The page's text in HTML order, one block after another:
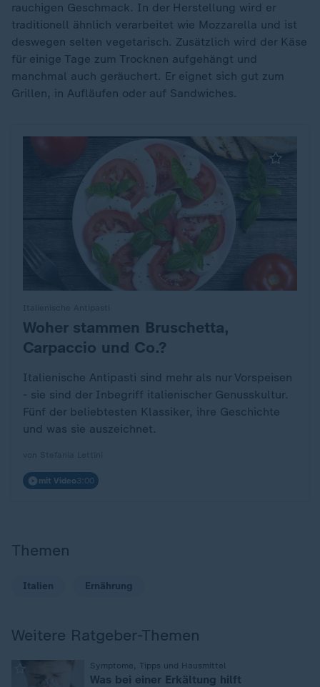
rauchigen Geschmack. In der Herstellung wird er
traditionell ähnlich verarbeitet wie Mozzarella und ist
deswegen selten vegetarisch. Zusätzlich wird der Käse
für einige Tage zum Trocknen aufgehängt und
manchmal auch geräuchert. Er eignet sich gut zum
Grillen, in Aufläufen oder auf Sandwiches.
:
Woher stammen Bruschetta,
Carpaccio und Co.?
Italienische Antipasti sind mehr als nur Vorspeisen
- sie sind der Inbegriff italienischer Genusskultur.
Fünf der beliebtesten Klassiker, ihre Geschichte
und was sie auszeichnet.
mit Video3:00
Themen
Italien Ernährung
Weitere Ratgeber-Themen
Symptome, Tipps und Hausmittel
Was bei einer Erkältung hilft